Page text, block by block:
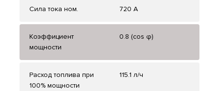
Сила тока ном. 720 А
Коэффициент
мощности
0.8 (cos φ)
Расход топлива при
100% мощности
115.1 л/ч